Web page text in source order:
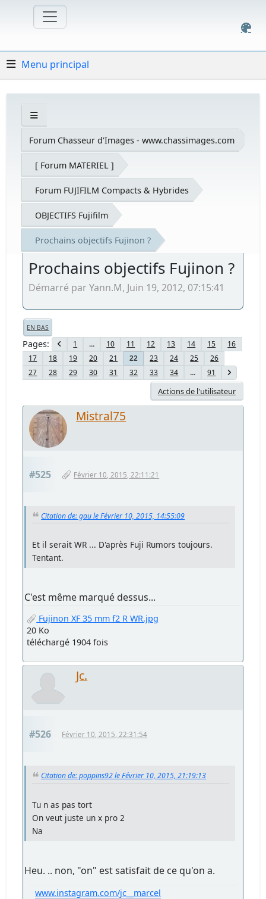
Menu principal
Forum Chasseur d'Images - www.chassimages.com
[ Forum MATERIEL ]
Forum FUJIFILM Compacts & Hybrides
OBJECTIFS Fujifilm
Prochains objectifs Fujinon ?
Prochains objectifs Fujinon ?
Démarré par Yann.M, Juin 19, 2012, 07:15:41
EN BAS
Pages 1 ... 10 11 12 13 14 15
16
17
18 19 20 21 22 23 24 25
26
27
28 29 30 31 32 33 34 ... 91
Actions de l'utilisateur
Mistral75
#525 Février 10, 2015, 22:11:21
Citation de: gau le Février 10, 2015, 14:55:09
Et il serait WR ... D'après Fuji Rumors toujours.
Tentant.
C'est même marqué dessus...
Fujinon XF 35 mm f2 R WR.jpg
20 Ko
téléchargé 1904 fois
Jc.
#526 Février 10, 2015, 22:31:54
Citation de: poppins92 le Février 10, 2015, 21:19:13
Tu n as pas tort
On veut juste un x pro 2
Na
Heu. .. non, "on" est satisfait de ce qu'on a.
www.instagram.com/jc__marcel